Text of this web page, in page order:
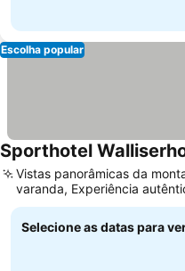
Escolha popular
Sporthotel
Vistas panorâmicas da
varanda, Experiência
jantar suíço
Selecione as datas para